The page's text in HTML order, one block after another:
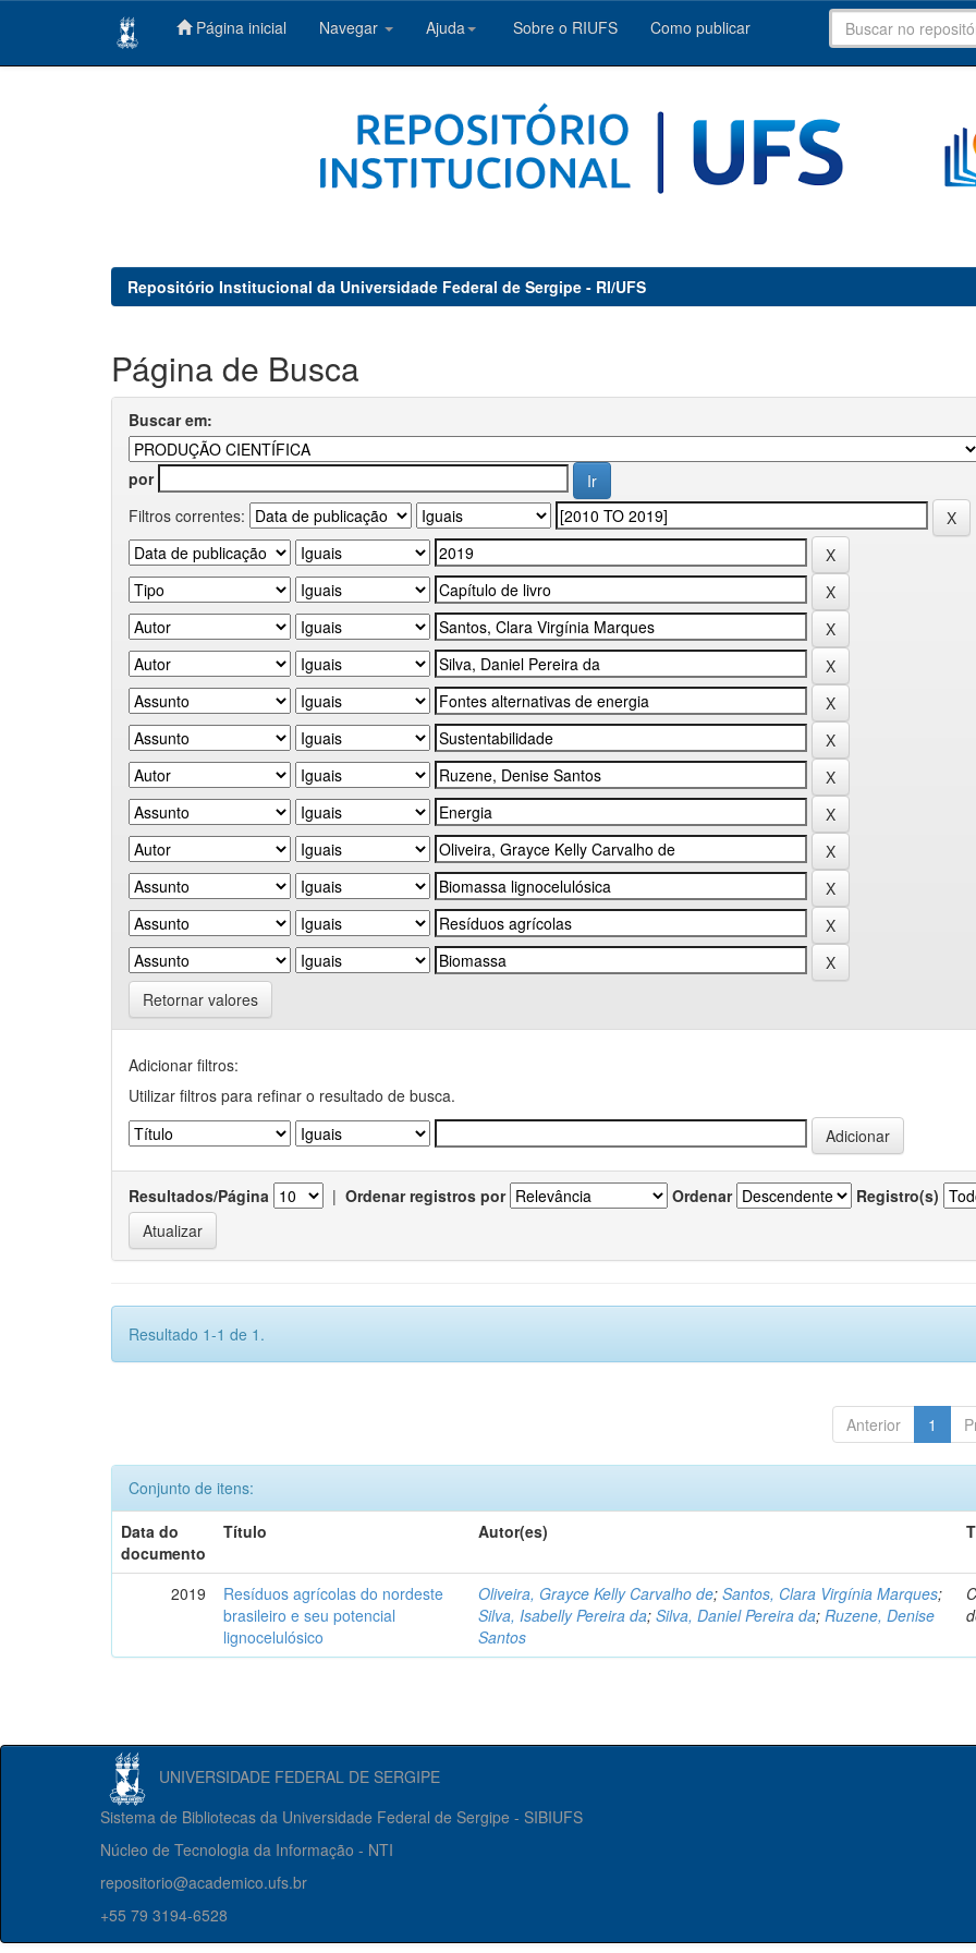
Página inicial Navegar Ajuda Sobre o RIUFS Como publicar
Repositório Institucional da Universidade Federal de Sergipe - RI/UFS
Página de Busca
Buscar em:
por
Filtros correntes:
Retornar valores
Adicionar filtros:
Utilizar filtros para refinar o resultado de busca.
Resultados/Página | Ordenar registros por Ordenar Registro(s)
Resultado 1-1 de 1.
Anterior 1
Conjunto de itens:
Data do
documento
Título Autor(es)
2019
Resíduos agrícolas do nordeste
brasileiro e seu potencial
lignocelulósico
Oliveira, Grayce Kelly Carvalho de;Santos, Clara Virgínia Marques;
Silva, Isabelly Pereira da;Silva, Daniel Pereira da;Ruzene, Denise
Santos
UNIVERSIDADE FEDERAL DE SERGIPE
Sistema de Bibliotecas da Universidade Federal de Sergipe - SIBIUFS
Núcleo de Tecnologia da Informação - NTI
repositorio@academico.ufs.br
+55 79 3194-6528